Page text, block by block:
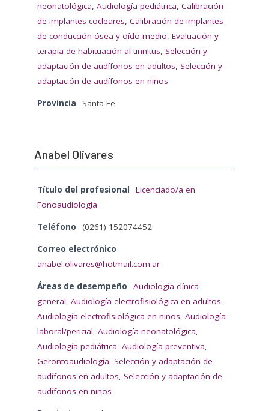
neonatológica, Audiología pediátrica, Calibración
de implantes cocleares, Calibración de implantes
de conducción ósea y oído medio, Evaluación y
terapia de habituación al tinnitus, Selección y
adaptación de audífonos en adultos, Selección y
adaptación de audífonos en niños
Provincia Santa Fe
Anabel Olivares
Título del profesional
Licenciado/a en
Fonoaudiología
Teléfono (0261) 152074452
Correo electrónico
anabel.olivares@hotmail.com.ar
Áreas de desempeño
Audiología clínica
general, Audiología electrofisiológica en adultos,
Audiología electrofisiológica en niños, Audiología
laboral/pericial, Audiología neonatológica,
Audiología pediátrica, Audiología preventiva,
Gerontoaudiología, Selección y adaptación de
audífonos en adultos, Selección y adaptación de
audífonos en niños